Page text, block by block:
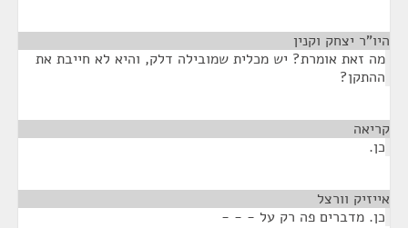
היו"ר יצחק וקנין
מה זאת אומרת? יש מכלית שמובילה דלק, והיא לא חייבת את
ההתקן?
קריאה
כן.
אייזיק וורצל
כן. מדברים פה רק על - - -